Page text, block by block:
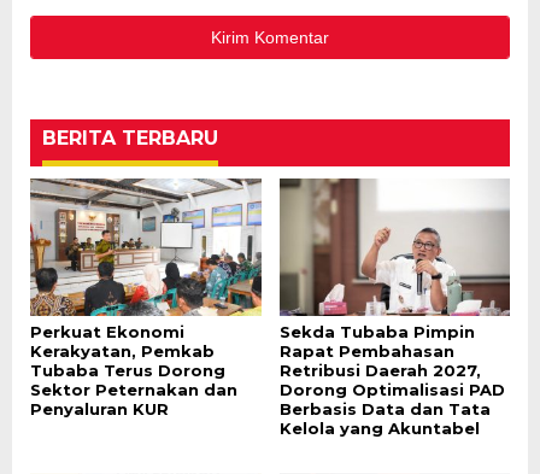
BERITA TERBARU
Perkuat Ekonomi
Kerakyatan, Pemkab
Tubaba Terus Dorong
Sektor Peternakan dan
Penyaluran KUR
Sekda Tubaba Pimpin
Rapat Pembahasan
Retribusi Daerah 2027,
Dorong Optimalisasi PAD
Berbasis Data dan Tata
Kelola yang Akuntabel